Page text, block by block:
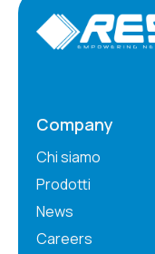
Company
Chi siamo
Prodotti
News
Careers